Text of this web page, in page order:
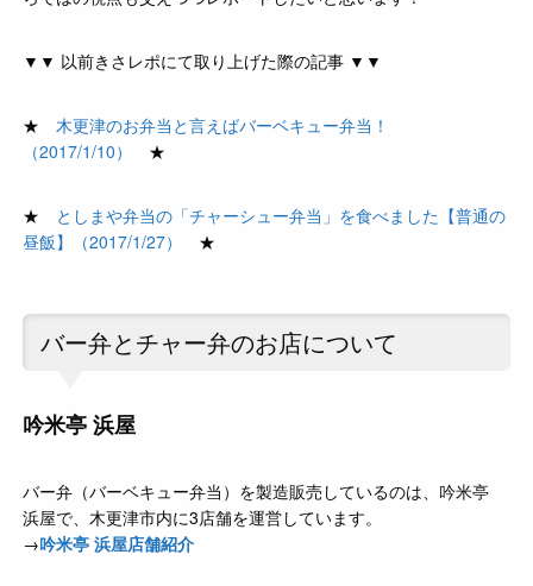
▼▼ 以前きさレポにて取り上げた際の記事 ▼▼
★ 木更津のお弁当と言えばバーベキュー弁当！
（2017/1/10）
★
★ としまや弁当の「チャーシュー弁当」を食べました【普通の
昼飯】（2017/1/27）
★
バー弁とチャー弁のお店について
吟米亭 浜屋
バー弁（バーベキュー弁当）を製造販売しているのは、吟米亭
浜屋で、木更津市内に3店舗を運営しています。
→吟米亭 浜屋店舗紹介